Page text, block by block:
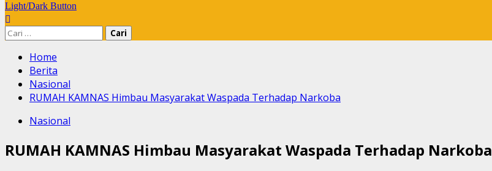
Light/Dark Button
Cari
Home
Berita
Nasional
RUMAH KAMNAS Himbau Masyarakat Waspada Terhadap Narkoba
Nasional
RUMAH KAMNAS Himbau Masyarakat Waspada Terhadap Narkoba